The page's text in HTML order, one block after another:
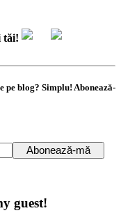
tăi!
blog? Simplu! Abonează-
guest!